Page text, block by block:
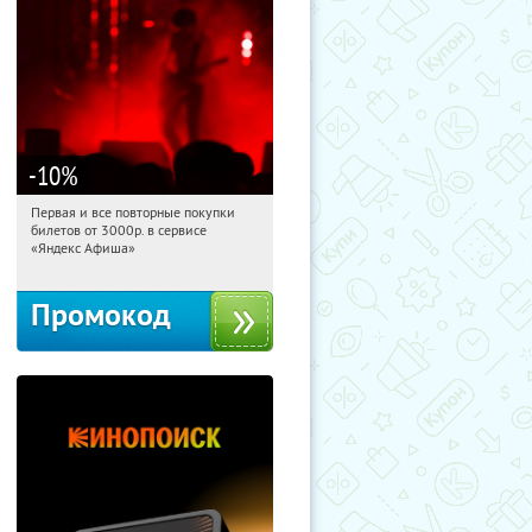
-10%
01:18:09 Получили:
Россия
Первая и все повторные покупки
билетов от 3000р. в сервисе
«Яндекс Афиша»
Промокод